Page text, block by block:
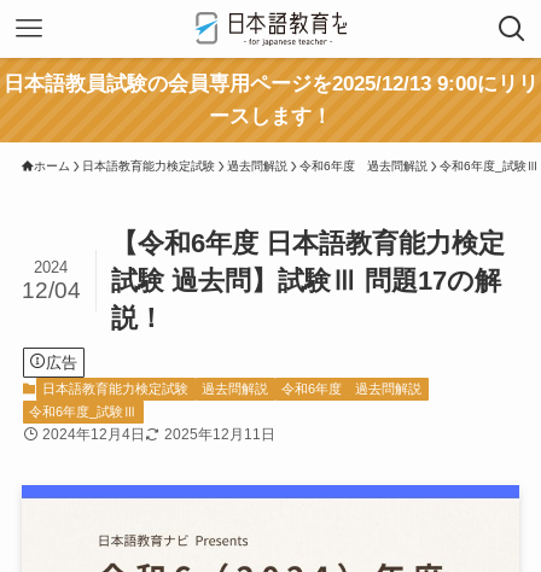
日本語教員試験の会員専用ページを2025/12/13 9:00にリリ
ースします！
ホーム 日本語教育能力検定試験 過去問解説 令和6年度 過去問解説 令和6年度_試験Ⅲ
【令和6年度 日本語教育能力検定
試験 過去問】試験Ⅲ 問題17の解
説！
2024
12/04
広告
日本語教育能力検定試験 過去問解説
令和6年度 過去問解説
令和6年度_試験Ⅲ
2024年12月4日 2025年12月11日